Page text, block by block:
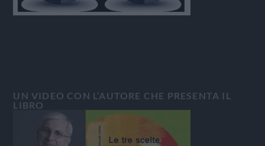
UN VIDEO CON L’AUTORE CHE PRESENTA IL
LIBRO